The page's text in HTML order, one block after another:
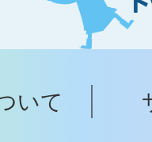
ト
ッ
へ
いて